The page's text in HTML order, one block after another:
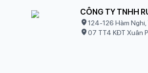
CÔNG TY TNHH
124-126 Hàm Nghi,
07 TT4 KĐT Xuân